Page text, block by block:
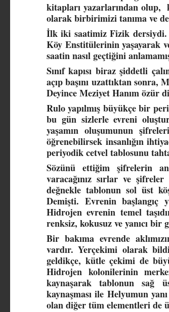
kitapları yazarlarından olup,
olarak birbirimizi tanıma ve
İlk iki saatimiz Fizik dersiydi.
Köy Enstitülerinin yaşayarak
saatin nasıl geçtiğini
Sınıf kapısı biraz şiddetli
açıp başını uzattıktan
Deyince Meziyet Hanım özür
Rulo yapılmış büyükçe bir
bu gün sizlerle evreni
yaşamın oluşumunun
öğrenebilirsek insanlığın
periyodik cetvel tablosunu
Sözünü ettiğim şifrelerin
varacağınız sırlar ve
değnekle tablonun sol üst
Demişti. Evrenin başlangıç
Hidrojen evrenin temel
renksiz, kokusuz ve yanıcı
Bir bakıma evrende
vardır. Yerçekimi olarak
geldikçe, kütle çekimi de
Hidrojen kolonilerinin
kaynaşarak tablonun sağ
kaynaşması ile Helyumun
olan diğer tüm elementleri de